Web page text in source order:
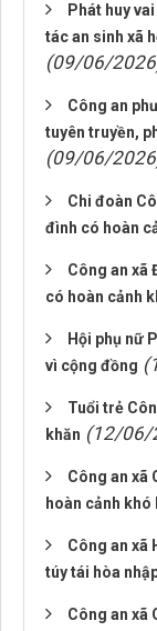
Phát huy
tác an sinh xã
(09/06/
Công an
tuyên truyền,
(09/06/
Chi đoàn
đình có hoàn
Công an xã
có hoàn cảnh
Hội phụ nữ
vì cộng đồng
Tuổi trẻ
khăn (12/06/
Công an xã
hoàn cảnh khó
Công an xã
túy tái hòa
Công an xã